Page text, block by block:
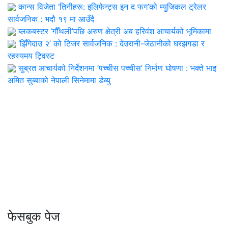
कान्स विजेता ‘तिनीहरू: इलिफेन्ट्स इन द फग’को म्युजिकल ट्रेलर
सार्वजनिक : भदौ १९ मा आउँदै
ब्लकबस्टर ‘गौँथली’पछि अरुण क्षेत्री अब हरिवंश आचार्यको भूमिकामा
‘झिँगेदाउ २’ को टिजर सार्वजनिक : देउरानी-जेठानीको घरझगडा र
रहस्यमय ट्विस्ट
सुब्रत आचार्यको निर्देशनमा ‘पच्चीस पच्चीस’ निर्माण घोषणा : भक्ते भाइ
अमित सुब्बाको नेपाली सिनेमामा डेब्यु
फेसबुक पेज